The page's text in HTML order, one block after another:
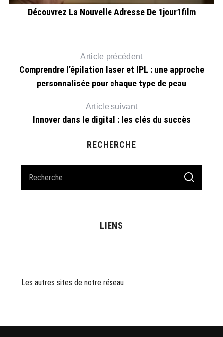
Découvrez La Nouvelle Adresse De 1jour1film
Article précédent
Comprendre l’épilation laser et IPL : une approche
personnalisée pour chaque type de peau
Article suivant
Innover dans le digital : les clés du succès
RECHERCHE
a
r
r
S
A
C
LIENS
Les autres sites de notre réseau